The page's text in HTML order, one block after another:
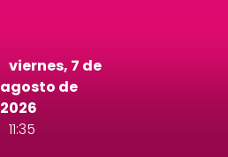
viernes, 7 de
agosto de
2026
11:35